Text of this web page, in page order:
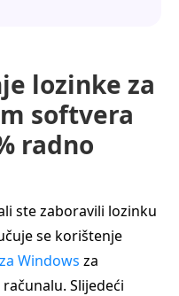
lozinke za
softvera
radno
ste zaboravili lozinku
se korištenje
Windows za
Slijedeći